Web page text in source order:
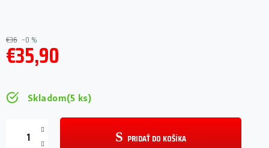
€36 –0 %
€35,90
Skladom(5 ks)
PRIDAŤ DO KOŠÍKA